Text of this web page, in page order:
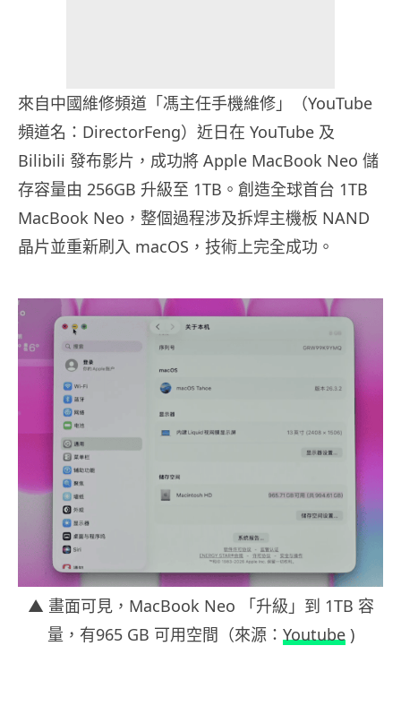
來自中國維修頻道「馮主任手機維修」（YouTube
頻道名：DirectorFeng）近日在 YouTube 及
Bilibili 發布影片，成功將 Apple MacBook Neo 儲
存容量由 256GB 升級至 1TB。創造全球首台 1TB
MacBook Neo，整個過程涉及拆焊主機板 NAND
晶片並重新刷入 macOS，技術上完全成功。
▲ 畫面可見，MacBook Neo 「升級」到 1TB 容
量，有965 GB 可用空間（來源： Youtube)